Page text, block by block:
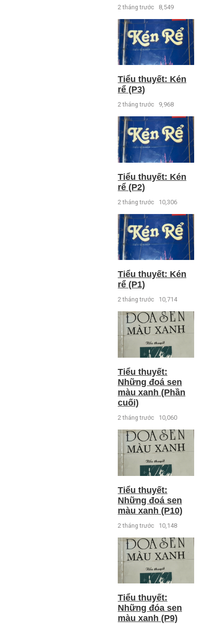
2 tháng trước 8,549
Tiểu thuyết: Kén
rể (P3)
2 tháng trước 9,968
Tiểu thuyết: Kén
rể (P2)
2 tháng trước 10,306
Tiểu thuyết: Kén
rể (P1)
2 tháng trước 10,714
Tiểu thuyết:
Những đoá sen
màu xanh (Phần
cuối)
2 tháng trước 10,060
Tiểu thuyết:
Những đoá sen
màu xanh (P10)
2 tháng trước 10,148
Tiểu thuyết:
Những đóa sen
màu xanh (P9)